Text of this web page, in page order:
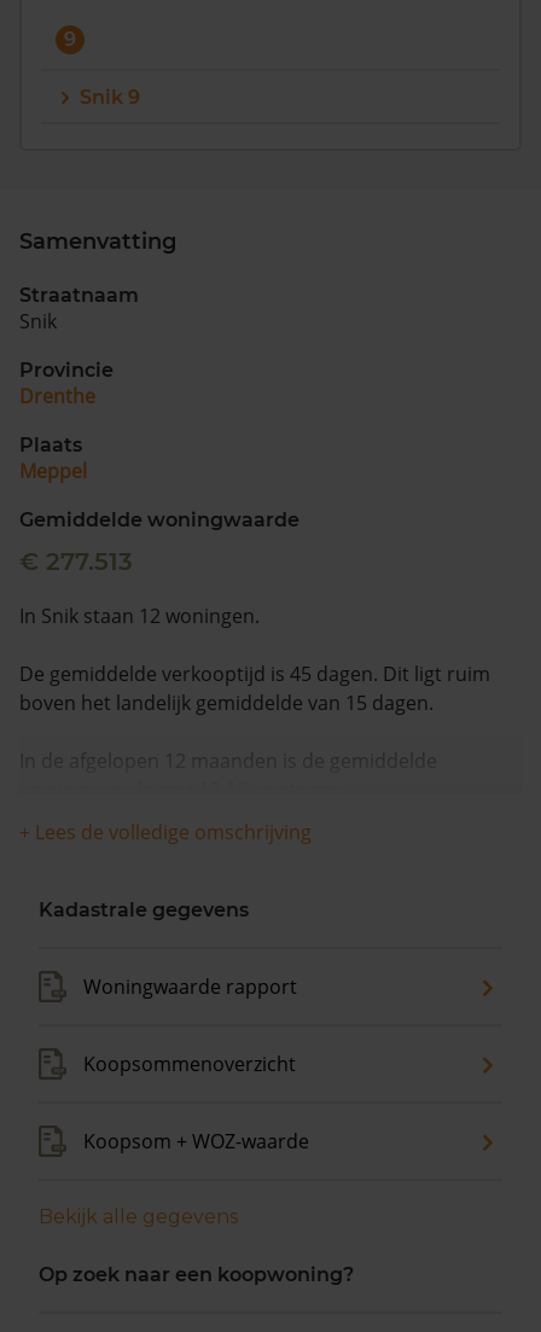
9
Snik 9
Samenvatting
Straatnaam
Snik
Provincie
Drenthe
Plaats
Meppel
Gemiddelde woningwaarde
€ 277.513
In Snik staan 12 woningen.
De gemiddelde verkooptijd is 45 dagen. Dit ligt ruim
boven het landelijk gemiddelde van 15 dagen.
In de afgelopen 12 maanden is de gemiddelde
+ Lees de volledige omschrijving
Kadastrale gegevens
Woningwaarde rapport
Koopsommenoverzicht
Koopsom + WOZ-waarde
Bekijk alle gegevens
Op zoek naar een koopwoning?